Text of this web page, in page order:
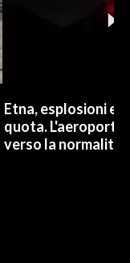
Etna, esplosioni e
quota. L'aeroporto
verso la normalità